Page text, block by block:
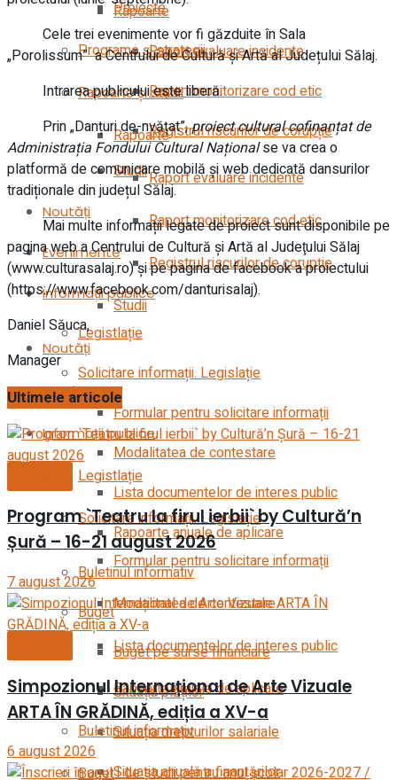
Rapoarte
Raport evaluare incidente
Raport monitorizare cod etic
Registrul riscurilor de corupție
Studii
Noutăți
Evenimente
Informații publice
Legistlație
Solicitare informații. Legislație
Formular pentru solicitare informații
Modalitatea de contestare
Lista documentelor de interes public
Rapoarte anuale de aplicare
Buletinul informativ
Buget
Buget pe surse financiare
Situația plăților
Situația drepturilor salariale
Situația anuală a finanțărilor
Proiecte
Programe și strategii
Rapoarte și studii
Rapoarte
Raport evaluare incidente
Raport monitorizare cod etic
Registrul riscurilor de corupție
Studii
Noutăți
Evenimente
Informații publice
Legistlație
Solicitare informații. Legislație
Formular pentru solicitare informații
Modalitatea de contestare
Lista documentelor de interes public
Rapoarte anuale de aplicare
Buletinul informativ
Buget
Cele trei evenimente vor fi găzduite în Sala
„Porolissum” a Centrului de Cultură și Artă al Județului Sălaj.
Intrarea publicului este liberă.
Prin „Danțuri de-nvățat”,proiect cultural cofinanțat de
Administrația Fondului Cultural Naționalse va crea o
platformă de comunicare mobilă și web dedicată dansurilor
tradiționale din județul Sălaj.
Mai multe informații legate de proiect sunt disponibile pe
pagina web a Centrului de Cultură şi Artă al Judeţului Sălaj
(www.culturasalaj.ro) și pe pagina de facebook a proiectului
(https://www.facebook.com/danturisalaj).
Daniel Săuca,
Manager
Ultimele articole
Program `Teatru la firul ierbii` by Cultură’n
Șură – 16-21 august 2026
7 august 2026
Simpozionul Internațional de Arte Vizuale
ARTA ÎN GRĂDINĂ, ediția a XV-a
6 august 2026